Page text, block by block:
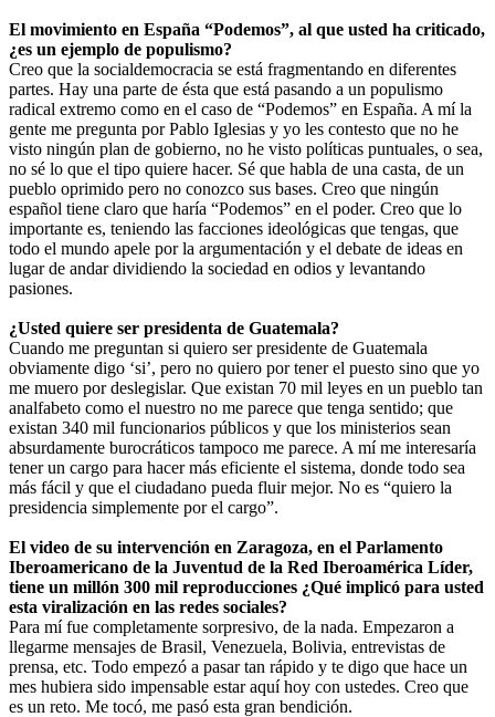
El movimiento en España “Podemos”, al que usted ha criticado,
¿es un ejemplo de populismo?
Creo que la socialdemocracia se está fragmentando en diferentes
partes. Hay una parte de ésta que está pasando a un populismo
radical extremo como en el caso de “Podemos” en España. A mí la
gente me pregunta por Pablo Iglesias y yo les contesto que no he
visto ningún plan de gobierno, no he visto políticas puntuales, o sea,
no sé lo que el tipo quiere hacer. Sé que habla de una casta, de un
pueblo oprimido pero no conozco sus bases. Creo que ningún
español tiene claro que haría “Podemos” en el poder. Creo que lo
importante es, teniendo las facciones ideológicas que tengas, que
todo el mundo apele por la argumentación y el debate de ideas en
lugar de andar dividiendo la sociedad en odios y levantando
pasiones.
¿Usted quiere ser presidenta de Guatemala?
Cuando me preguntan si quiero ser presidente de Guatemala
obviamente digo ‘si’, pero no quiero por tener el puesto sino que yo
me muero por deslegislar. Que existan 70 mil leyes en un pueblo tan
analfabeto como el nuestro no me parece que tenga sentido; que
existan 340 mil funcionarios públicos y que los ministerios sean
absurdamente burocráticos tampoco me parece. A mí me interesaría
tener un cargo para hacer más eficiente el sistema, donde todo sea
más fácil y que el ciudadano pueda fluir mejor. No es “quiero la
presidencia simplemente por el cargo”.
El video de su intervención en Zaragoza, en el Parlamento
Iberoamericano de la Juventud de la Red Iberoamérica Líder,
tiene un millón 300 mil reproducciones ¿Qué implicó para usted
esta viralización en las redes sociales?
Para mí fue completamente sorpresivo, de la nada. Empezaron a
llegarme mensajes de Brasil, Venezuela, Bolivia, entrevistas de
prensa, etc. Todo empezó a pasar tan rápido y te digo que hace un
mes hubiera sido impensable estar aquí hoy con ustedes. Creo que
es un reto. Me tocó, me pasó esta gran bendición.